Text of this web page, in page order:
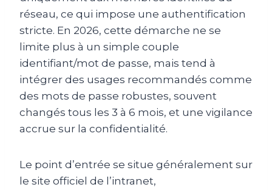
réseau, ce qui impose une authentification
stricte. En 2026, cette démarche ne se
limite plus à un simple couple
identifiant/mot de passe, mais tend à
intégrer des usages recommandés comme
des mots de passe robustes, souvent
changés tous les 3 à 6 mois, et une vigilance
accrue sur la confidentialité.
Le point d’entrée se situe généralement sur
le site officiel de l’intranet,